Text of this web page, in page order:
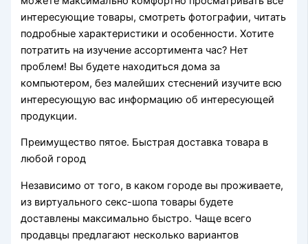
интересующие товары, смотреть фотографии, читать
подробные характеристики и особенности. Хотите
потратить на изучение ассортимента час? Нет
проблем! Вы будете находиться дома за
компьютером, без малейших стеснений изучите всю
интересующую вас информацию об интересующей
продукции.
Преимущество пятое. Быстрая доставка товара в
любой город
Независимо от того, в каком городе вы проживаете,
из виртуального секс-шопа товары будете
доставлены максимально быстро. Чаще всего
продавцы предлагают несколько вариантов